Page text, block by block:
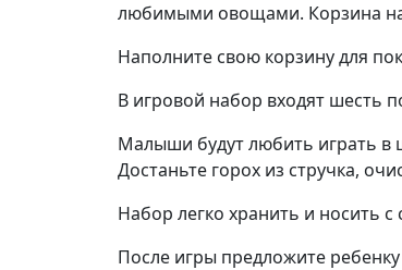
любимыми овощами. Корзина
Наполните свою корзину для
В игровой набор входят шесть
Малыши будут любить играть в
Достаньте горох из стручка,
Набор легко хранить и носить с
После игры предложите